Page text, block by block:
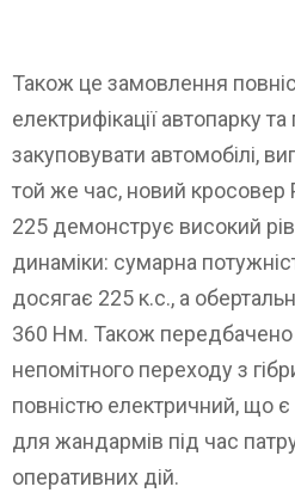
Також це замовлення
електрифікації автопарку
закуповувати автомобілі,
той же час, новий кросовер
225 демонструє високий
динаміки: сумарна
досягає 225 к.с., а
360 Нм. Також
непомітного переходу з
повністю електричний, що
для жандармів під час
оперативних дій.